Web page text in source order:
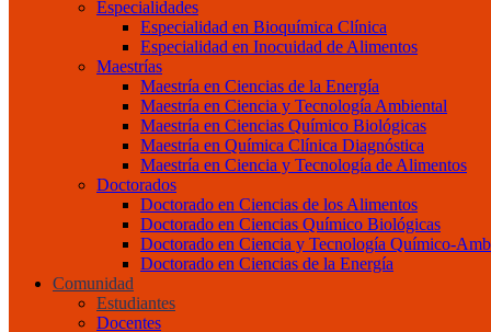
Especialidades
Especialidad en Bioquímica Clínica
Especialidad en Inocuidad de Alimentos
Maestrías
Maestría en Ciencias de la Energía
Maestría en Ciencia y Tecnología Ambiental
Maestría en Ciencias Químico Biológicas
Maestría en Química Clínica Diagnóstica
Maestría en Ciencia y Tecnología de Alimentos
Doctorados
Doctorado en Ciencias de los Alimentos
Doctorado en Ciencias Químico Biológicas
Doctorado en Ciencia y Tecnología Químico-
Doctorado en Ciencias de la Energía
Comunidad
Estudiantes
Docentes